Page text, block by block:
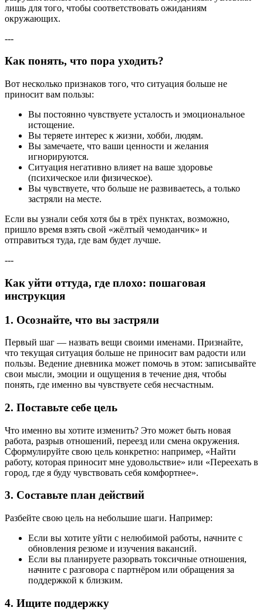
лишь для того, чтобы соответствовать ожиданиям
окружающих.
---
Как понять, что пора уходить?
Вот несколько признаков того, что ситуация больше не
приносит вам пользы:
Вы постоянно чувствуете усталость и эмоциональное
истощение.
Вы теряете интерес к жизни, хобби, людям.
Вы замечаете, что ваши ценности и желания
игнорируются.
Ситуация негативно влияет на ваше здоровье
(психическое или физическое).
Вы чувствуете, что больше не развиваетесь, а только
застряли на месте.
Если вы узнали себя хотя бы в трёх пунктах, возможно,
пришло время взять свой «жёлтый чемоданчик» и
отправиться туда, где вам будет лучше.
---
Как уйти оттуда, где плохо: пошаговая
инструкция
1. Осознайте, что вы застряли
Первый шаг — назвать вещи своими именами. Признайте,
что текущая ситуация больше не приносит вам радости или
пользы. Ведение дневника может помочь в этом: записывайте
свои мысли, эмоции и ощущения в течение дня, чтобы
понять, где именно вы чувствуете себя несчастным.
2. Поставьте себе цель
Что именно вы хотите изменить? Это может быть новая
работа, разрыв отношений, переезд или смена окружения.
Сформулируйте свою цель конкретно: например, «Найти
работу, которая приносит мне удовольствие» или «Переехать в
город, где я буду чувствовать себя комфортнее».
3. Составьте план действий
Разбейте свою цель на небольшие шаги. Например:
Если вы хотите уйти с нелюбимой работы, начните с
обновления резюме и изучения вакансий.
Если вы планируете разорвать токсичные отношения,
начните с разговора с партнёром или обращения за
поддержкой к близким.
4. Ищите поддержку